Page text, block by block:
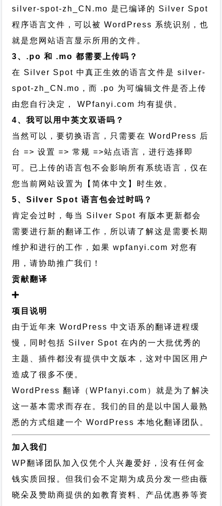
silver-spot-zh_CN.mo 是已编译的 Silver Spot
程序语言文件，可以被 WordPress 系统识别，也
就是您网站语言显示所用的文件。
3、.po 和 .mo 都需要上传吗？
在 Silver Spot 中真正生效的语言文件是 silver-
spot-zh_CN.mo，而 .po 为可编辑文件是否上传
由您自行决定， WPfanyi.com 均有提供。
4、我可以用中英文双语吗？
当然可以，要切换语言，只需要在 WordPress 后
台 => 设置 => 常规 =>站点语言，进行选择即
可。已上传的语言包不会影响所有系统语言，仅在
您当前网站设置为【简体中文】时生效。
5、Silver Spot 语言包会过时吗？
肯定会过时，每当 Silver Spot 有版本更新都会
需要进行新的翻译工作，所以请了解这是需要长期
维护和进行的工作，如果 wpfanyi.com 对您有
用，请协助推广我们！
贡献翻译
项目说明
由于近年来 WordPress 中文语系的翻译进程缓
慢，同时包括 Silver Spot 在内的一大批优秀的
主题、插件都没有提供中文版本，这对中国区用户
造成了很多不便。
WordPress 翻译（WPfanyi.com） 就是为了解决
这一基本需求而存在。我们的目的是以中国人最熟
悉的方式组建一个 WordPress 本地化翻译团队。
加入我们
WP翻译团队加入仅凭个人兴趣爱好，没有任何金
钱实质回报。但我们会不定期为成员分发一些由薇
晓朵及赞助商提供的如教育资料、产品优惠券等资